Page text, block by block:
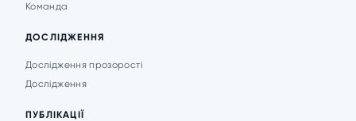
Команда
ДОСЛІДЖЕННЯ
Дослідження прозорості
Дослідження
ПУБЛІКАЦІЇ